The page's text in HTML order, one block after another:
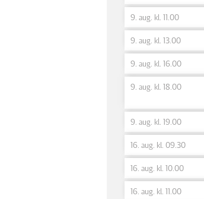
9. aug. kl. 11.00
9. aug. kl. 13.00
9. aug. kl. 16.00
9. aug. kl. 18.00
9. aug. kl. 19.00
16. aug. kl. 09.30
16. aug. kl. 10.00
16. aug. kl. 11.00